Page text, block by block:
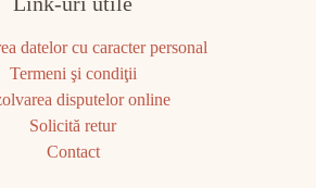
datelor cu caracter personal
Termeni şi condiţii
disputelor online
Solicită retur
Contact